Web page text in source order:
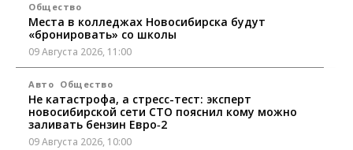
Общество
Места в колледжах Новосибирска будут
«бронировать» со школы
09 Августа 2026, 11:00
Авто Общество
Не катастрофа, а стресс-тест: эксперт
новосибирской сети СТО пояснил кому можно
заливать бензин Евро‑2
09 Августа 2026, 10:00